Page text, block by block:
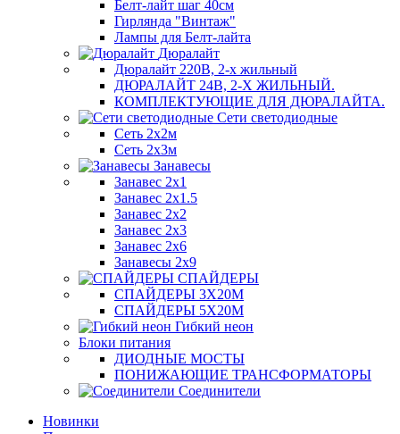
Белт-лайт шаг 40см
Гирлянда "Винтаж"
Лампы для Белт-лайта
Дюралайт
Дюралайт 220В, 2-х жильный
ДЮРАЛАЙТ 24В, 2-Х ЖИЛЬНЫЙ.
КОМПЛЕКТУЮЩИЕ ДЛЯ ДЮРАЛАЙТА.
Сети светодиодные
Сеть 2х2м
Сеть 2х3м
Занавесы
Занавес 2х1
Занавес 2х1.5
Занавес 2х2
Занавес 2х3
Занавес 2х6
Занавесы 2х9
СПАЙДЕРЫ
СПАЙДЕРЫ 3Х20М
СПАЙДЕРЫ 5Х20М
Гибкий неон
Блоки питания
ДИОДНЫЕ МОСТЫ
ПОНИЖАЮЩИЕ ТРАНСФОРМАТОРЫ
Соединители
Новинки